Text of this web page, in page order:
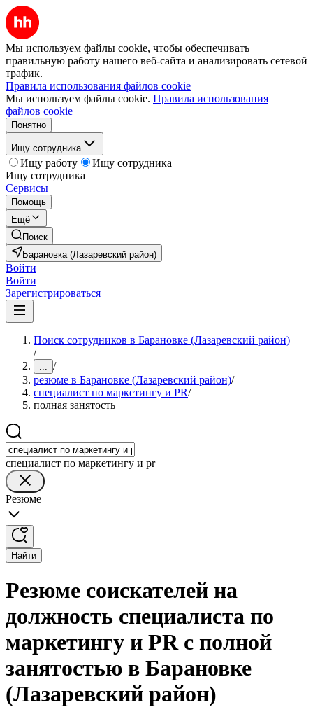
Мы используем файлы cookie, чтобы обеспечивать
правильную работу нашего веб-сайта и анализировать сетевой
трафик.
Правила использования файлов cookie
Мы используем файлы cookie. Правила использования
файлов cookie
Понятно
Ищу сотрудника
Ищу работу
Ищу сотрудника
Ищу сотрудника
Сервисы
Помощь
Ещё
Поиск
Барановка (Лазаревский район)
Войти
Войти
Зарегистрироваться
Поиск сотрудников в Барановке (Лазаревский район)
/
... /
резюме в Барановке (Лазаревский район)/
специалист по маркетингу и PR/
полная занятость
специалист по маркетингу и pr
Резюме
Найти
Резюме соискателей на
должность специалиста по
маркетингу и PR с полной
занятостью в Барановке
(Лазаревский район)